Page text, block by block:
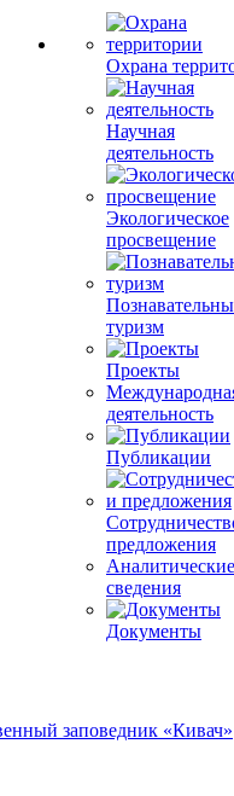
Охрана
Научная
деятельность
Экологическое
просвещение
туризм
Проекты
деятельность
Публикации
предложения
Аналитические
сведения
Документы